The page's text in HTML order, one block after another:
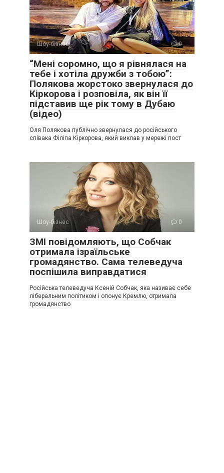
Шоу-бізнес 0
“Мені соромно, що я рівнялася на
тебе і хотіла дружби з тобою”:
Полякова жорстоко звернулася до
Кіркорова і розповіла, як він її
підставив ще рік тому в Дубаю
(відео)
Оля Полякова публічно звернулася до російського
співака Філіпа Кіркорова, який виклав у мережі пост
Шоу-бізнес 0
ЗМІ повідомляють, що Собчак
отримала ізраїльське
громадянство. Сама телеведуча
поспішила виправдатися
Російська телеведуча Ксеній Собчак, яка називає себе
ліберальним політиком і опонує Кремлю, отримала
громадянство